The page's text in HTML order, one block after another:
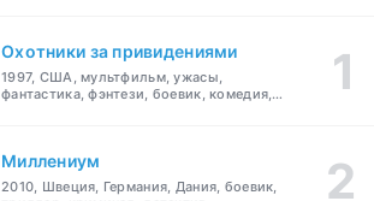
Охотники за привидениями
1997, США, мультфильм, ужасы,
фантастика, фэнтези, боевик, комедия,
Миллениум
2010, Швеция, Германия, Дания, боевик,